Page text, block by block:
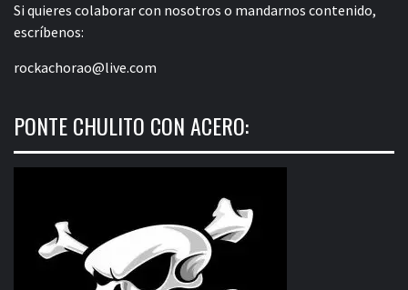
Si quieres colaborar con nosotros o mandarnos contenido,
escríbenos:
rockachorao@live.com
PONTE CHULITO CON ACERO: